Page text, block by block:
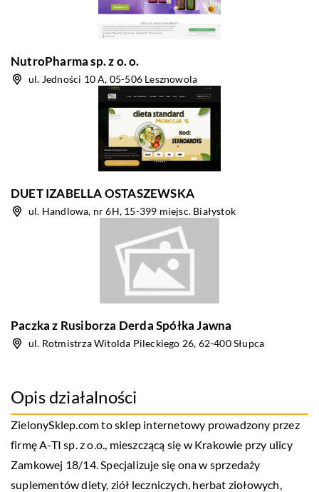
NutroPharma sp. z o. o.
ul. Jedności 10 A, 05-506 Lesznowola
DUET IZABELLA OSTASZEWSKA
ul. Handlowa, nr 6H, 15-399 miejsc. Białystok
Paczka z Rusiborza Derda Spółka Jawna
ul. Rotmistrza Witolda Pileckiego 26, 62-400 Słupca
Opis działalności
ZielonySklep.com to sklep internetowy prowadzony przez
firmę A-TI sp. z o.o., mieszczącą się w Krakowie przy ulicy
Zamkowej 18/14. Specjalizuje się ona w sprzedaży
suplementów diety, ziół leczniczych, herbat ziołowych,